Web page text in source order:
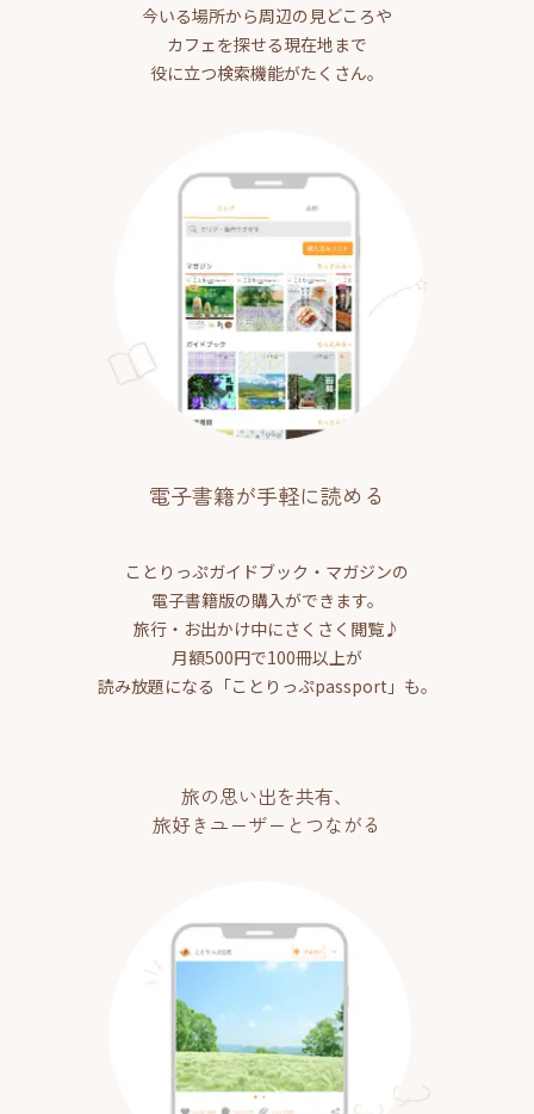
今いる場所から周辺の見どころや
カフェを探せる現在地まで
役に立つ検索機能がたくさん。
電子書籍が手軽に読める
ことりっぷガイドブック・マガジンの
電子書籍版の購入ができます。
旅行・お出かけ中にさくさく閲覧♪
月額500円で100冊以上が
読み放題になる「ことりっぷpassport」も。
旅の思い出を共有、
旅好きユーザーとつながる